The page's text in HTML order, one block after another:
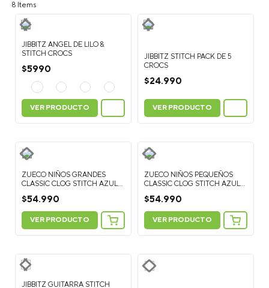
8
JIBBITZ ANGEL DE LILO &
STITCH CROCS
$5990
VER PRODUCTO
JIBBITZ STITCH PACK DE 5
CROCS
$24.990
VER PRODUCTO
ZUECO NIÑOS GRANDES
CLASSIC CLOG STITCH AZUL
$54.990
VER PRODUCTO
ZUECO NIÑOS PEQUEÑOS
CLASSIC CLOG STITCH AZUL
$54.990
VER PRODUCTO
JIBBITZ GUITARRA STITCH